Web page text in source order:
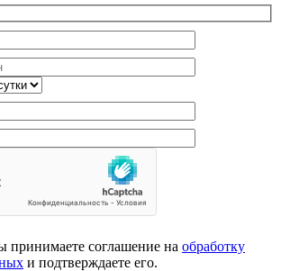
принимаете соглашение на обработку
и подтверждаете его.